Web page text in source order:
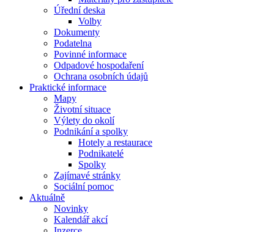
Úřední deska
Volby
Dokumenty
Podatelna
Povinné informace
Odpadové hospodaření
Ochrana osobních údajů
Praktické informace
Mapy
Životní situace
Výlety do okolí
Podnikání a spolky
Hotely a restaurace
Podnikatelé
Spolky
Zajímavé stránky
Sociální pomoc
Aktuálně
Novinky
Kalendář akcí